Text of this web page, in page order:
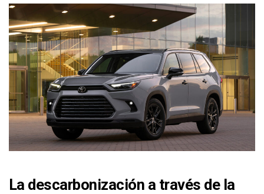
La descarbonización a través de la